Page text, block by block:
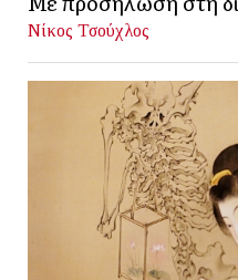
Νίκος Τσούχλος